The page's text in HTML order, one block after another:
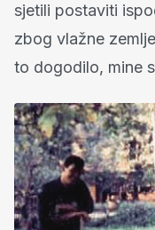
sjetili postaviti
zbog vlažne
to dogodilo, mine